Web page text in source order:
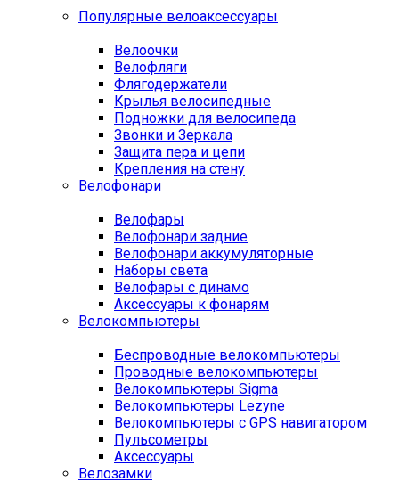
Популярные велоаксессуары
Велоочки
Велофляги
Флягодержатели
Крылья велосипедные
Подножки для велосипеда
Звонки и Зеркала
Защита пера и цепи
Крепления на стену
Велофонари
Велофары
Велофонари задние
Велофонари аккумуляторные
Наборы света
Велофары с динамо
Аксессуары к фонарям
Велокомпьютеры
Беспроводные велокомпьютеры
Проводные велокомпьютеры
Велокомпьютеры Sigma
Велокомпьютеры Lezyne
Велокомпьютеры с GPS навигатором
Пульсометры
Аксессуары
Велозамки